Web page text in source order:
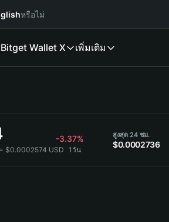
หรือไม่
Bitget Wallet X เพิ่มเติม
-3.37%
$0.0002574 USD 1วัน
สูงสุด 24 ชม.
$0.0002736